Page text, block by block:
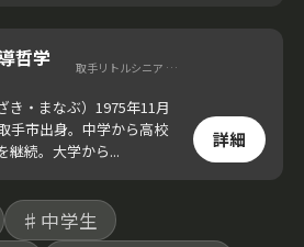
崎氏が、短い距離でのボー
ス。肩・肘の負担を極力減
イングの感覚を養う練習方
哲学
取手リトルシニア 監督
き・まなぶ）1975年11月
手市出身。中学から高校
継続。大学から...
詳細
♯中学生